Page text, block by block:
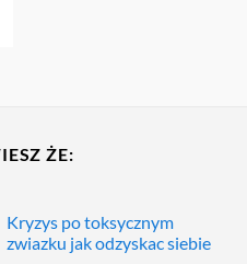
ŻE:
Kryzys po toksycznym
zwiazku jak odzyskac siebie